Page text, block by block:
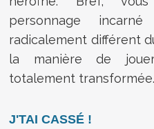
personnage
radicalement différent
la manière de
totalement transformée.
J'TAI CASSÉ !